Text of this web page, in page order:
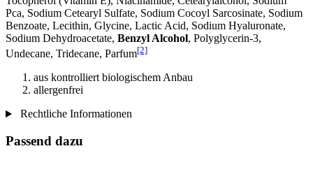
Pca, Sodium Cetearyl Sulfate, Sodium Cocoyl Sarcosinate, Sodium
Benzoate, Lecithin, Glycine, Lactic Acid, Sodium Hyaluronate,
Sodium Dehydroacetate, Benzyl Alcohol, Polyglycerin-3,
Undecane, Tridecane, Parfum[2]
aus kontrolliert biologischem Anbau
allergenfrei
Rechtliche Informationen
Passend dazu